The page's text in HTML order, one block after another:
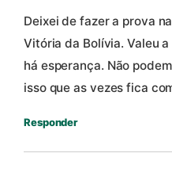
Deixei de fazer a prova
Vitória da Bolívia. Valeu
há esperança. Não
isso que as vezes fica
Responder